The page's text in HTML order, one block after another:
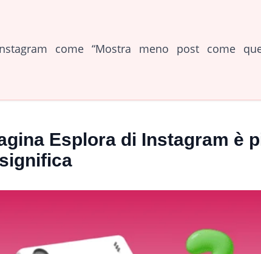
come “Mostra meno post come
Esplora di Instagram è